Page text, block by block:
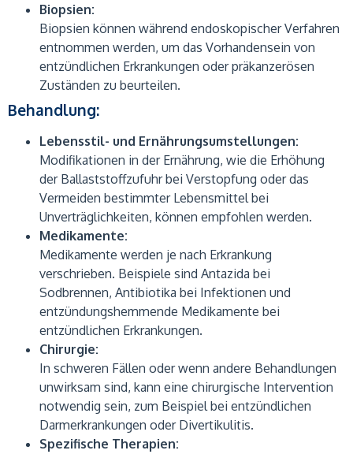
Biopsien:
Biopsien können während endoskopischer Verfahren
entnommen werden, um das Vorhandensein von
entzündlichen Erkrankungen oder präkanzerösen
Zuständen zu beurteilen.
Behandlung:
Lebensstil- und Ernährungsumstellungen:
Modifikationen in der Ernährung, wie die Erhöhung
der Ballaststoffzufuhr bei Verstopfung oder das
Vermeiden bestimmter Lebensmittel bei
Unverträglichkeiten, können empfohlen werden.
Medikamente:
Medikamente werden je nach Erkrankung
verschrieben. Beispiele sind Antazida bei
Sodbrennen, Antibiotika bei Infektionen und
entzündungshemmende Medikamente bei
entzündlichen Erkrankungen.
Chirurgie:
In schweren Fällen oder wenn andere Behandlungen
unwirksam sind, kann eine chirurgische Intervention
notwendig sein, zum Beispiel bei entzündlichen
Darmerkrankungen oder Divertikulitis.
Spezifische Therapien: